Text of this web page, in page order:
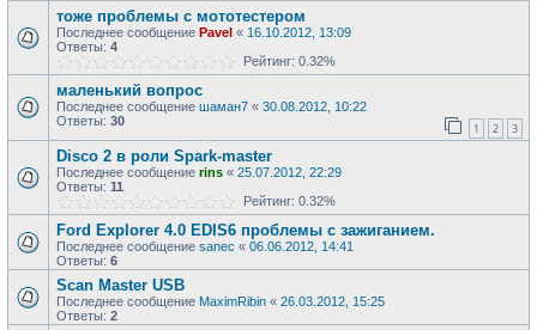
тоже проблемы с мототестером
Последнее сообщение Pavel « 16.10.2012, 13:09
Ответы: 4
Рейтинг: 0.32%
маленький вопрос
Последнее сообщение шаман7 « 30.08.2012, 10:22
Ответы: 30 1 2 3
Disco 2 в роли Spark-master
Последнее сообщение rins « 25.07.2012, 22:29
Ответы: 11
Рейтинг: 0.32%
Ford Explorer 4.0 EDIS6 проблемы с зажиганием.
Последнее сообщение sanec « 06.06.2012, 14:41
Ответы: 6
Scan Master USB
Последнее сообщение MaximRibin « 26.03.2012, 15:25
Ответы: 2